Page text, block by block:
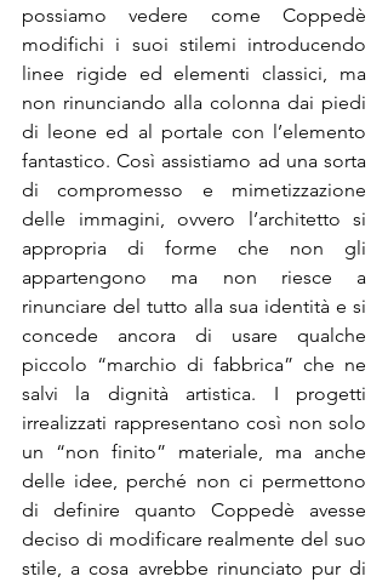
possiamo vedere come Coppedè
modifichi i suoi stilemi introducendo
linee rigide ed elementi classici, ma
non rinunciando alla colonna dai piedi
di leone ed al portale con l’elemento
fantastico. Così assistiamo ad una sorta
di compromesso e mimetizzazione
delle immagini, ovvero l’architetto si
appropria di forme che non gli
appartengono ma non riesce a
rinunciare del tutto alla sua identità e si
concede ancora di usare qualche
piccolo “marchio di fabbrica” che ne
salvi la dignità artistica. I progetti
irrealizzati rappresentano così non solo
un “non finito” materiale, ma anche
delle idee, perché non ci permettono
di definire quanto Coppedè avesse
deciso di modificare realmente del suo
stile, a cosa avrebbe rinunciato pur di